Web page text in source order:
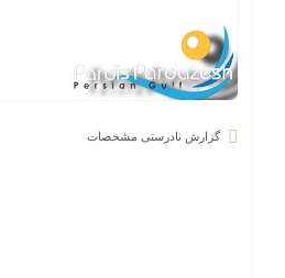
گزارش نادرستی مشخصات